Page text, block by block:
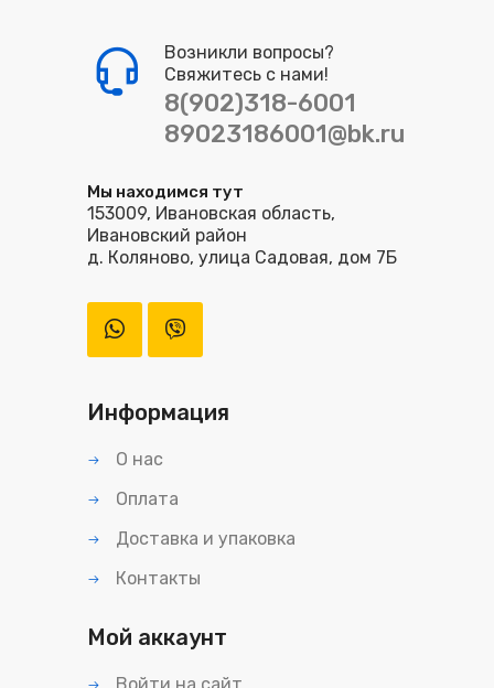
Возникли вопросы?
Свяжитесь с нами!
8(902)318-6001
89023186001@bk.ru
Мы находимся тут
153009, Ивановская область,
Ивановский район
д. Коляново, улица Садовая, дом 7Б
Информация
О нас
Оплата
Доставка и упаковка
Контакты
Мой аккаунт